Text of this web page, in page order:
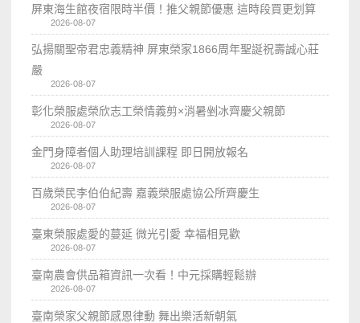
屏東海生館夜宿限時半價！推父親節優惠 這時段買更划算
2026-08-07
弘揚關聖帝君忠義精神 屏東榮家1866周年聖誕祝壽誠心莊
嚴
2026-08-07
彰化榮服處榮欣志工榮情義剪×消暑剉冰齊慶父親節
2026-08-07
金門身障者個人助理培訓課程 即日開放報名
2026-08-07
百歲榮民李伯伯紀壽 嘉義榮服處協公所齊慶生
2026-08-07
臺東榮服處愛的蔓延 微光引愛 幸福相見歡
2026-08-07
臺南農會供品箱資訊一次看！中元採購輕鬆辦
2026-08-07
臺南榮家父親節感恩律動 舞出樂活新朝氣